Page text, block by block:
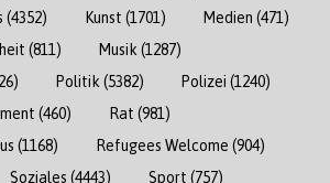
(4352) Kunst (1701) Medien (471)
(811) Musik (1287)
Politik (5382) Polizei (1240)
(460) Rat (981)
(1168) Refugees Welcome (904)
Soziales (4443) Sport (757)